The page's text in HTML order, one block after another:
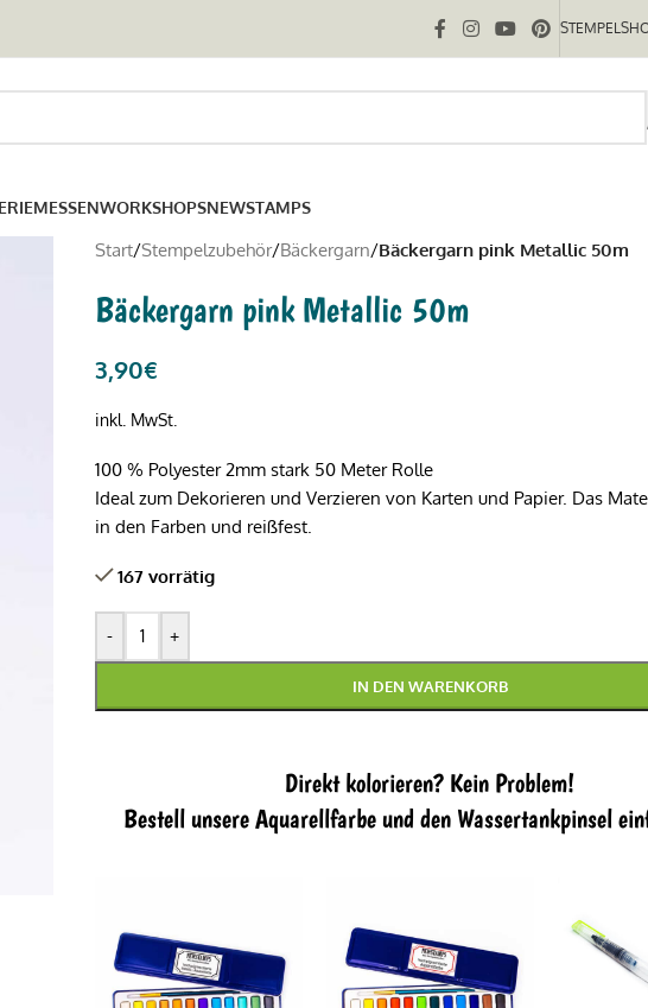
MESSENWORKSHOPSNEWSTAMPS
Start/Stempelzubehör/Bäckergarn/Bäckergarn pink Metallic 50m
Bäckergarn pink Metallic 50m
3,90€
inkl. MwSt.
100 % Polyester 2mm stark 50 Meter Rolle
Ideal zum Dekorieren und Verzieren von Karten und Papier. Das
in den Farben und reißfest.
167 vorrätig
- +
IN DEN WARENKORB
Direkt kolorieren? Kein Problem!
Bestell unsere Aquarellfarbe und den Wassertankpinsel